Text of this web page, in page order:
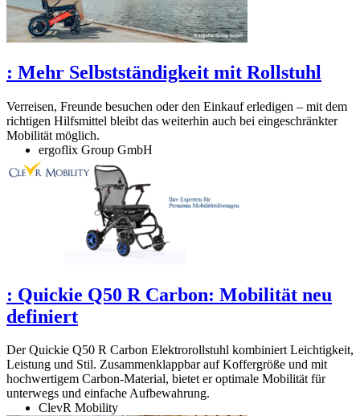
: Mehr Selbstständigkeit mit Rollstuhl
Verreisen, Freunde besuchen oder den Einkauf erledigen – mit dem
richtigen Hilfsmittel bleibt das weiterhin auch bei eingeschränkter
Mobilität möglich.
ergoflix Group GmbH
: Quickie Q50 R Carbon: Mobilität neu
definiert
Der Quickie Q50 R Carbon Elektrorollstuhl kombiniert Leichtigkeit,
Leistung und Stil. Zusammenklappbar auf Koffergröße und mit
hochwertigem Carbon-Material, bietet er optimale Mobilität für
unterwegs und einfache Aufbewahrung.
ClevR Mobility